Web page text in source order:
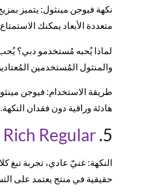
نكهة فيوجن مينثول: يتميز
متعددة الأبعاد يمكنك
لماذا يُحبه مُستخدمو دبي؟ يُحب
والمنثول المُستخدمين
طريقة الاستخدام: فيوجن
هادئة وراقية دون فقدان النكهة.
5.
Rich Regular
النكهة: غنيّ عادي، تجربة تبغ
حقيقية في منتج يعتمد على